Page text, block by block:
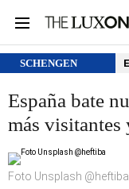
SCHENGEN
España bate
más visitantes
Foto Unsplash @heftiba